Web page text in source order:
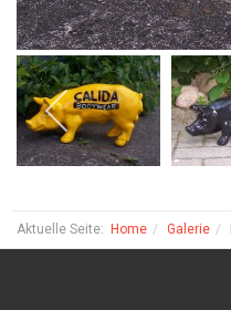
Aktuelle Seite: Home Galerie